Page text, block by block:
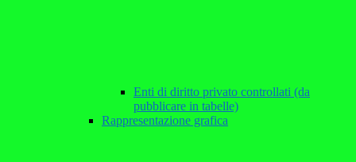
Enti di diritto privato controllati (da
pubblicare in tabelle)
Rappresentazione grafica